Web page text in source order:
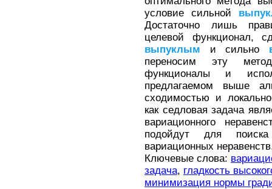
условие сильной
Достаточно лишь
целевой функционал,
выпуклым и сильно
переносим эту
функционалы и
предлагаемом выше
сходимостью и
как седловая задача
вариационного
подойдут для
вариационных
Ключевые слова:
задача, гладкость
минимизация нормы